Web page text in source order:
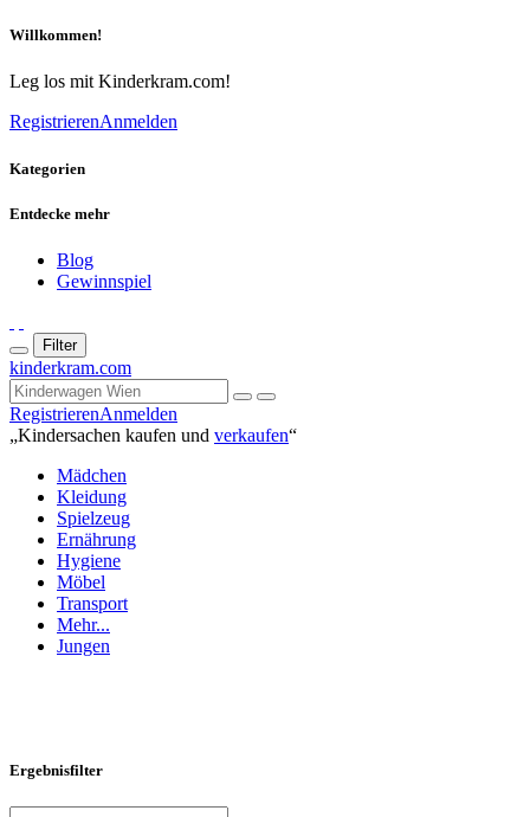
Willkommen!
Leg los mit Kinderkram.com!
RegistrierenAnmelden
Kategorien
Entdecke mehr
Blog
Gewinnspiel
Filter
kinderkram.com
RegistrierenAnmelden
„Kindersachen kaufen und verkaufen“
Mädchen
Kleidung
Spielzeug
Ernährung
Hygiene
Möbel
Transport
Mehr...
Jungen
Ergebnisfilter